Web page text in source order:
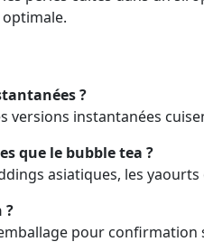
?
versions instantanées
que le bubble tea ?
asiatiques, les
?
pour confirmation